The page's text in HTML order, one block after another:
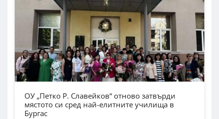
ОУ „Петко Р. Славейков“ отново затвърди
мястото си сред най-елитните училища в
Бургас